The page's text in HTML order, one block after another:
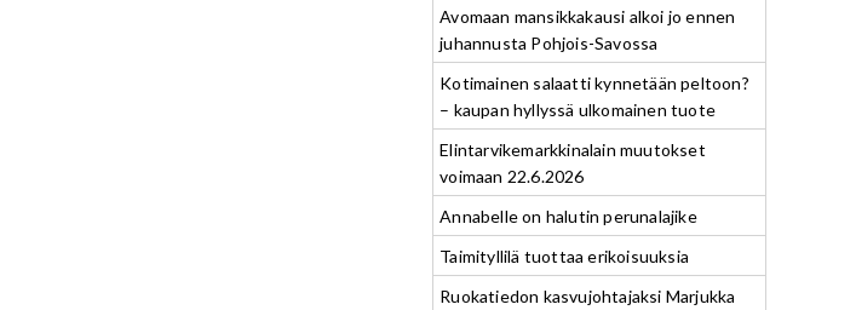
Avomaan mansikkakausi alkoi jo ennen
juhannusta Pohjois-Savossa
Kotimainen salaatti kynnetään peltoon?
– kaupan hyllyssä ulkomainen tuote
Elintarvikemarkkinalain muutokset
voimaan 22.6.2026
Annabelle on halutin perunalajike
Taimityllilä tuottaa erikoisuuksia
Ruokatiedon kasvujohtajaksi Marjukka